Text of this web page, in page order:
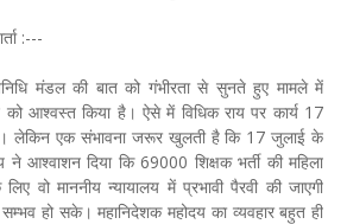
:---
मंडल की बात को गंभीरता से सुनते हुए मामले में
आश्वस्त किया है। ऐसे में विधिक राय पर कार्य 17
लेकिन एक संभावना जरूर खुलती है कि 17 जुलाई के
ने आश्वाशन दिया कि 69000 शिक्षक भर्ती की महिला
वो माननीय न्यायालय में प्रभावी पैरवी की जाएगी
हो सके। महानिदेशक महोदय का व्यवहार बहुत ही